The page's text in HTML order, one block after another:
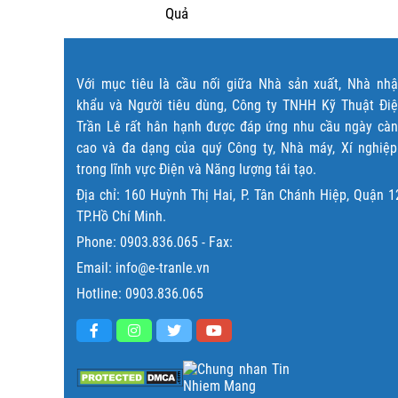
Quả
Với mục tiêu là cầu nối giữa Nhà sản xuất, Nhà
khẩu và Người tiêu dùng, Công ty TNHH Kỹ Thuật
Trần Lê rất hân hạnh được đáp ứng nhu cầu ngày
cao và đa dạng của quý Công ty, Nhà máy, Xí
trong lĩnh vực Điện và Năng lượng tái tạo.
Địa chỉ: 160 Huỳnh Thị Hai, P. Tân Chánh Hiệp, Quận
TP.Hồ Chí Minh.
Phone: 0903.836.065 - Fax:
Email: info@e-tranle.vn
Hotline: 0903.836.065